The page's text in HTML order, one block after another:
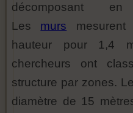
décomposant
Les murs
hauteur pour 1,4
chercheurs ont
structure par zones.
diamètre de 15